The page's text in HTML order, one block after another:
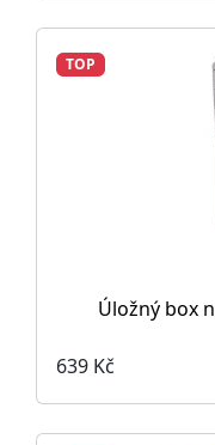
TOP
Úložný box
639 Kč